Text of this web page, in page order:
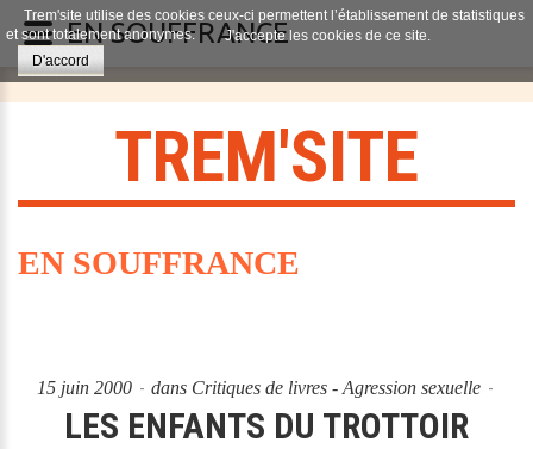
TREM'SITE
EN SOUFFRANCE
15 juin 2000 dans Critiques de livres - Agression sexuelle
LES ENFANTS DU TROTTOIR
Trem'site utilise des cookies ceux-ci permettent l’établissement de statistiques
et sont totalement anonymes.
J'accepte les cookies de ce site.
D'accord
EN SOUFFRANCE